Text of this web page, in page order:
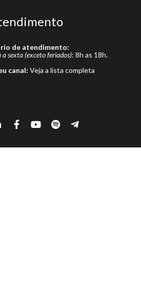
de atendimento:
a sexta (exceto feriados): 8h as 18h.
canal: Veja a lista completa